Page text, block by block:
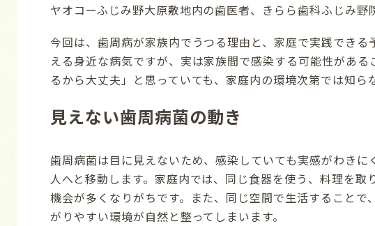
ヤオコーふじみ野大原敷地内の歯医者、きらら歯科ふじみ野
今回は、歯周病が家族内でうつる理由と、家庭で実践でき
える身近な病気ですが、実は家族間で感染する可能性があ
るから大丈夫」と思っていても、家庭内の環境次第では知ら
見えない歯周病菌の動き
歯周病菌は目に見えないため、感染していても実感がわき
人へと移動します。家庭内では、同じ食器を使う、料理を
機会が多くなりがちです。また、同じ空間で生活すること
がりやすい環境が自然と整ってしまいます。